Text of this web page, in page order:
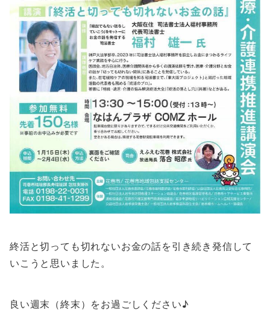
終活と切っても切れないお金の話を引き続き発信して
いこうと思いました。
良い週末（終末）をお過ごしください♪